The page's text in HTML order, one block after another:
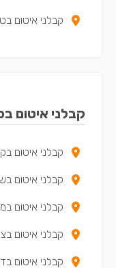
קבלני איטום
קבלני איטום
קבלני איטום
קבלני איטום
קבלני איטום
קבלני איטום
קבלני איטום
קבלני איטום
קבלני איטום
קבלני איטום
קבלני איטום
קבלני איטום
קבלני איטום